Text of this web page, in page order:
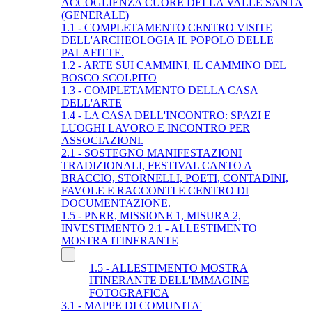
(GENERALE)
1.1 - COMPLETAMENTO CENTRO VISITE
DELL'ARCHEOLOGIA IL POPOLO DELLE
PALAFITTE.
1.2 - ARTE SUI CAMMINI, IL CAMMINO DEL
BOSCO SCOLPITO
1.3 - COMPLETAMENTO DELLA CASA
DELL'ARTE
1.4 - LA CASA DELL'INCONTRO: SPAZI E
LUOGHI LAVORO E INCONTRO PER
ASSOCIAZIONI.
2.1 - SOSTEGNO MANIFESTAZIONI
TRADIZIONALI, FESTIVAL CANTO A
BRACCIO, STORNELLI, POETI, CONTADINI,
FAVOLE E RACCONTI E CENTRO DI
DOCUMENTAZIONE.
1.5 - PNRR, MISSIONE 1, MISURA 2,
INVESTIMENTO 2.1 - ALLESTIMENTO
MOSTRA ITINERANTE
1.5 - ALLESTIMENTO MOSTRA
ITINERANTE DELL'IMMAGINE
FOTOGRAFICA
3.1 - MAPPE DI COMUNITA'